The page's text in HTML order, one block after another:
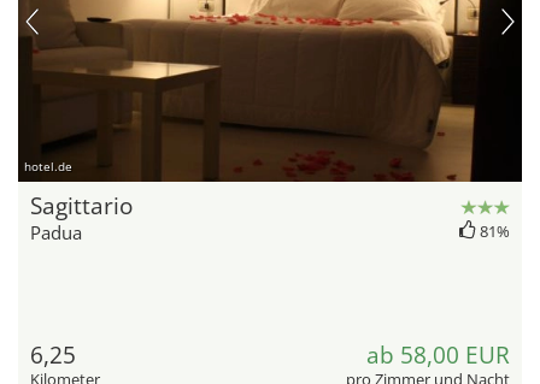
hotel.de
Sagittario
Padua 81%
6,25 ab 58,00 EUR